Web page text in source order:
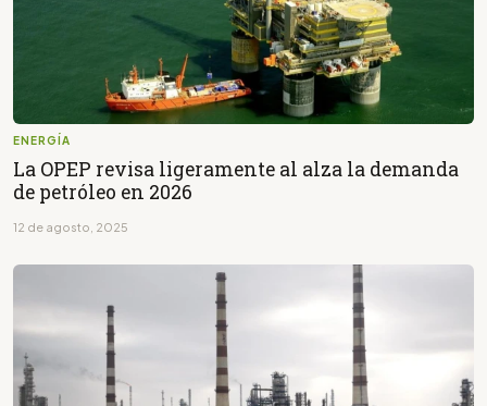
ENERGÍA
La OPEP revisa ligeramente al alza la demanda
de petróleo en 2026
12 de agosto, 2025